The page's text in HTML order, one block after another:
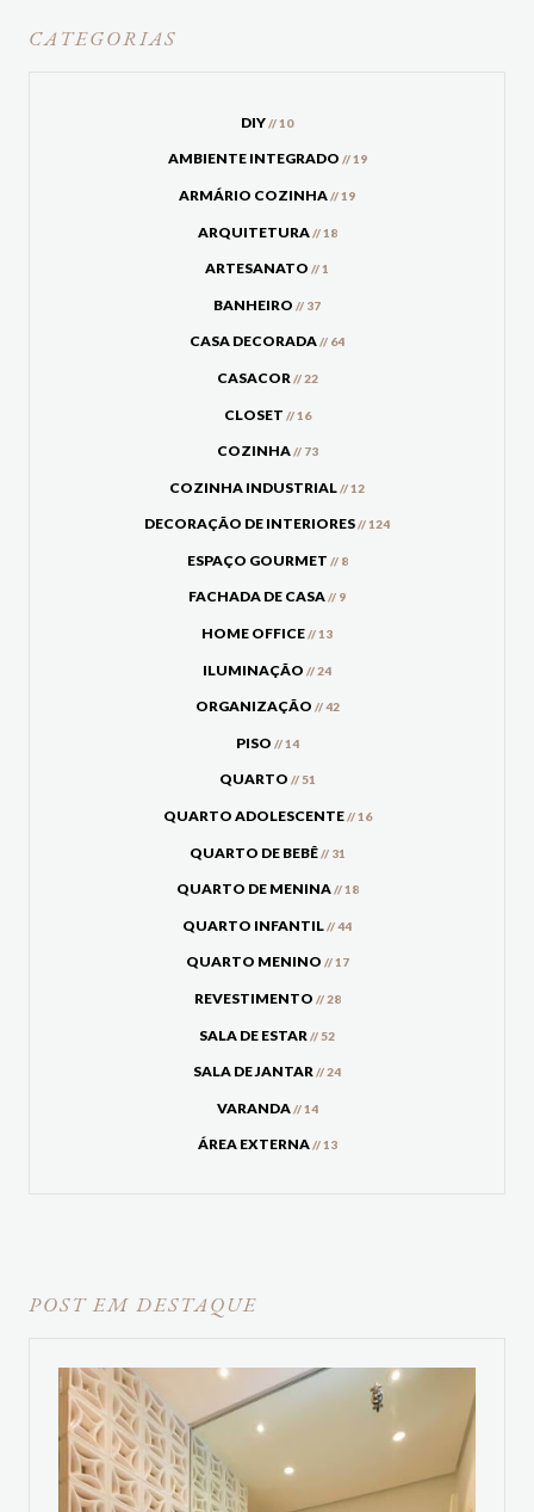
CATEGORIAS
DIY// 10
AMBIENTE INTEGRADO // 19
ARMÁRIO COZINHA// 19
ARQUITETURA// 18
ARTESANATO // 1
BANHEIRO // 37
CASA DECORADA// 64
CASACOR // 22
CLOSET // 16
COZINHA// 73
COZINHA INDUSTRIAL// 12
DECORAÇÃO DE INTERIORES// 124
ESPAÇO GOURMET // 8
FACHADA DE CASA// 9
HOME OFFICE// 13
ILUMINAÇÃO // 24
ORGANIZAÇÃO // 42
PISO // 14
QUARTO // 51
QUARTO ADOLESCENTE// 16
QUARTO DE BEBÊ// 31
QUARTO DE MENINA// 18
QUARTO INFANTIL// 44
QUARTO MENINO // 17
REVESTIMENTO // 28
SALA DE ESTAR // 52
SALA DE JANTAR// 24
VARANDA// 14
ÁREA EXTERNA// 13
POST EM DESTAQUE